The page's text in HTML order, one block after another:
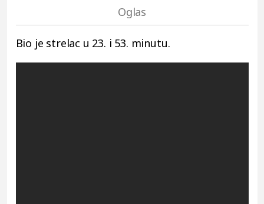
Bio je strelac u 23. i 53. minutu.